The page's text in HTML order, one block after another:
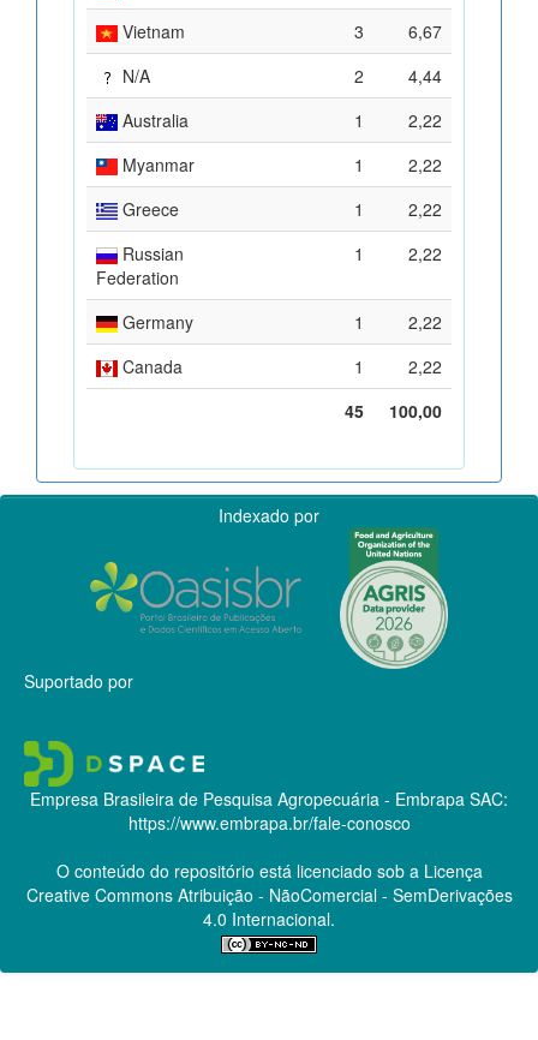
Vietnam
3
6,67
N/A
2
4,44
Australia
1
2,22
Myanmar
1
2,22
Greece
1
2,22
Russian
Federation
1 2,22
Germany 1
2,22
Canada
1
2,22
45
100,00
Indexado por
Suportado por
Empresa Brasileira de Pesquisa Agropecuária - Embrapa SAC:
https://www.embrapa.br/fale-conosco
O conteúdo do repositório está licenciado sob a Licença
Creative CommonsAtribuição - NãoComercial - SemDerivações
4.0 Internacional.